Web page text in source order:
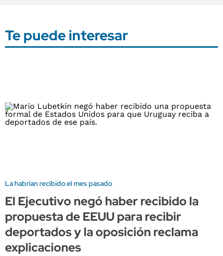
Te puede interesar
La habrían recibido el mes pasado
El Ejecutivo negó haber recibido la
propuesta de EEUU para recibir
deportados y la oposición reclama
explicaciones